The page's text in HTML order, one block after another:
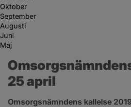
Oktober
September
Augusti
Juni
Maj
25 april
Omsorgsnämndens kallelse